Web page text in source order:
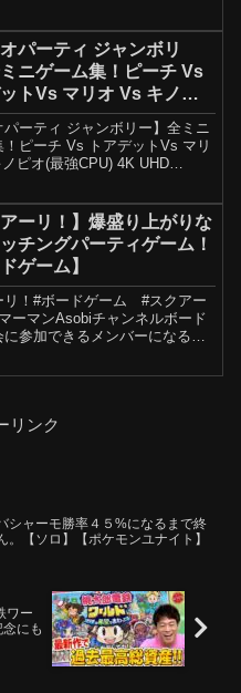
っと見る...
オパーティ ジャンボリ
ニゲーム集！ピーチ Vs
ットVs マリオ Vs キノピ
CPU) 4K UHD (2160P)
パーティ ジャンボリー】全ミニ
！ピーチ Vs トアデットVs マリ
ピオ(最強CPU) 4K UHD
ーパーマリオ...
アーリ！】爆盛り上がりな
チングパーティゲーム！
ゲーム】
リ！#ボードゲーム #スクアー
ーマンAsobiチャンネルボード
参加できるメンバーになるに
リンク
シャーモ勝率４５%になるまで終
。【ソロ】【ポケモンユナイト】
ワー
にも